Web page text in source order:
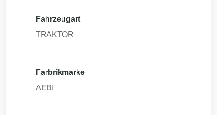
Fahrzeugart
TRAKTOR
Farbrikmarke
AEBI